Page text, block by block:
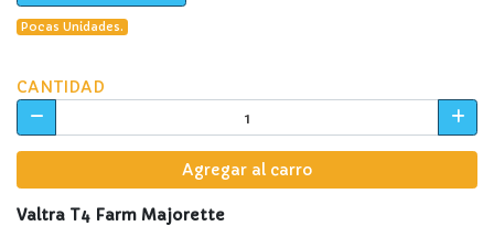
Pocas Unidades.
CANTIDAD
Agregar al carro
Valtra T4 Farm Majorette